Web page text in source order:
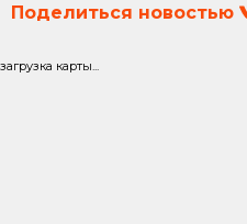
Поделиться новостью
загрузка карты...